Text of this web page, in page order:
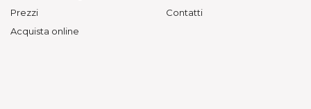
Prezzi
Acquista online
Contatti